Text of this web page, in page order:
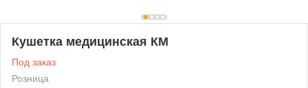
Кушетка медицинская КМ
Под заказ
Розница